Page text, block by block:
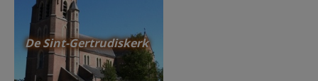
De Sint-Gertrudiskerk